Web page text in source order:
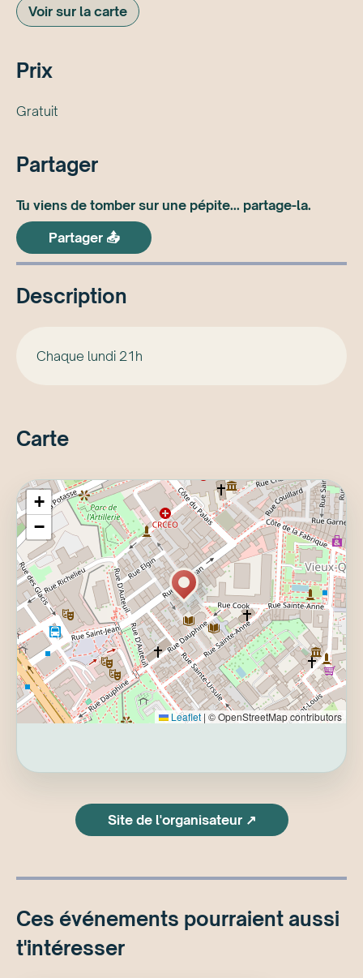
Voir sur la carte
Prix
Gratuit
Partager
Tu viens de tomber sur une pépite... partage-la.
Partager 📤
Description
Chaque lundi 21h
Carte
+
−
Leaflet | © OpenStreetMap contributors
Site de l'organisateur ↗
Ces événements pourraient aussi
t'intéresser